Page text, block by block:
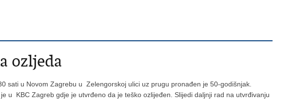
ozljeda
sati u Novom Zagrebu u Zelengorskoj ulici uz prugu pronađen je 50-godišnjak.
u KBC Zagreb gdje je utvrđeno da je teško ozlijeđen. Slijedi daljnji rad na utvrđivanju